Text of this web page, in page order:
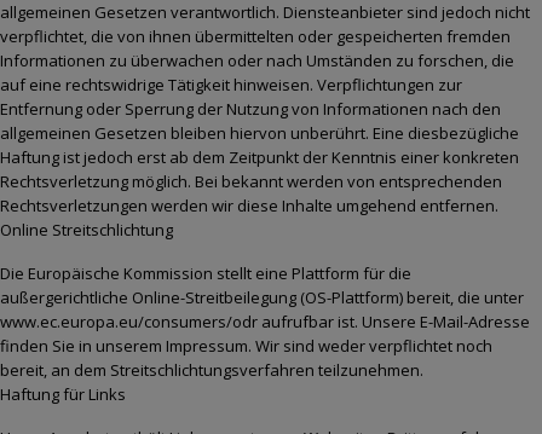
allgemeinen Gesetzen verantwortlich. Diensteanbieter sind jedoch nicht
verpflichtet, die von ihnen übermittelten oder gespeicherten fremden
Informationen zu überwachen oder nach Umständen zu forschen, die
auf eine rechtswidrige Tätigkeit hinweisen. Verpflichtungen zur
Entfernung oder Sperrung der Nutzung von Informationen nach den
allgemeinen Gesetzen bleiben hiervon unberührt. Eine diesbezügliche
Haftung ist jedoch erst ab dem Zeitpunkt der Kenntnis einer konkreten
Rechtsverletzung möglich. Bei bekannt werden von entsprechenden
Rechtsverletzungen werden wir diese Inhalte umgehend entfernen.
Online Streitschlichtung
Die Europäische Kommission stellt eine Plattform für die
außergerichtliche Online-Streitbeilegung (OS-Plattform) bereit, die unter
www.ec.europa.eu/consumers/odr aufrufbar ist. Unsere E-Mail-Adresse
finden Sie in unserem Impressum. Wir sind weder verpflichtet noch
bereit, an dem Streitschlichtungsverfahren teilzunehmen.
Haftung für Links